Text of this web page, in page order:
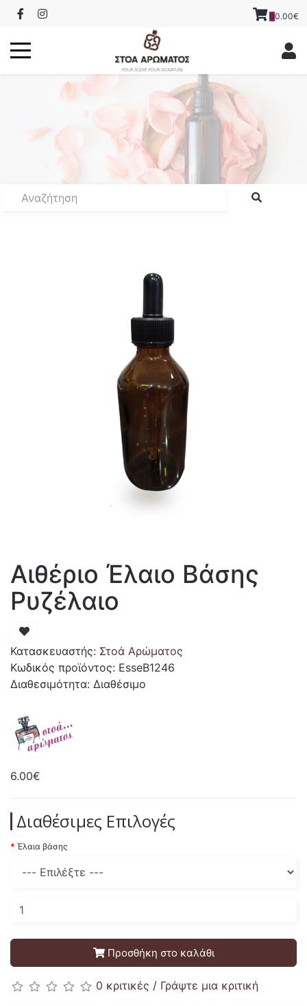
00.00€
Αιθέριο Έλαιο Βάσης
Ρυζέλαιο
Κατασκευαστής: Στοά Αρώματος
Κωδικός προϊόντος: EsseB1246
Διαθεσιμότητα: Διαθέσιμο
6.00€
Διαθέσιμες Επιλογές
Έλαια βάσης
Προσθήκη στο καλάθι
0 κριτικές / Γράψτε μια κριτική